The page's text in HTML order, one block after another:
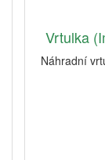
Vrtulka
Náhradní